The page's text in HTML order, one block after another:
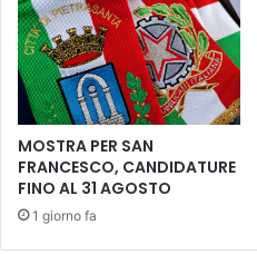
v
i
z
i
r
e
s
e
n
d
i
M
o
t
e
s
p
e
r
MOSTRA PER SAN
FRANCESCO, CANDIDATURE
FINO AL 31 AGOSTO
1 giorno fa